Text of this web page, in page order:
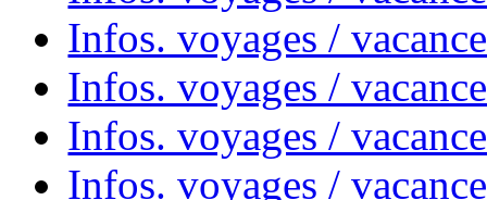
Infos. voyages /
Infos. voyages /
Infos. voyages /
Infos. voyages /